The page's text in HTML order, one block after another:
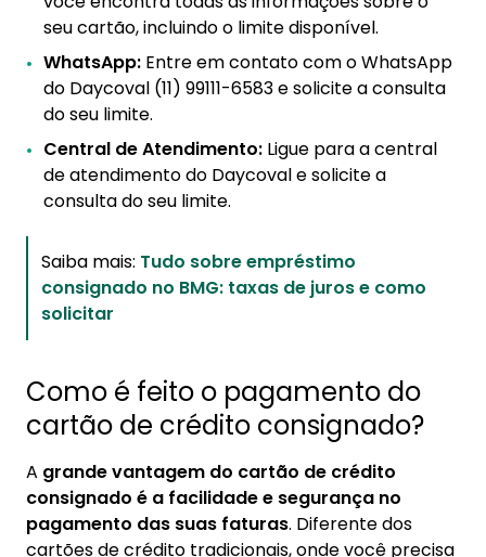
seu cartão, incluindo o limite disponível.
WhatsApp: Entre em contato com o WhatsApp
do Daycoval (11) 99111-6583 e solicite a consulta
do seu limite.
Central de Atendimento: Ligue para a central
de atendimento do Daycoval e solicite a
consulta do seu limite.
Saiba mais: Tudo sobre empréstimo
consignado no BMG: taxas de juros e como
solicitar
Como é feito o pagamento do
cartão de crédito consignado?
A grande vantagem do cartão de crédito
consignado é a facilidade e segurança no
pagamento das suas faturas. Diferente dos
cartões de crédito tradicionais, onde você precisa